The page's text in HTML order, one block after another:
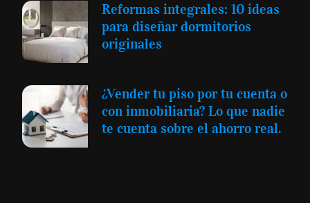
Reformas integrales: 10 ideas
para diseñar dormitorios
originales
¿Vender tu piso por tu cuenta o
con inmobiliaria? Lo que nadie
te cuenta sobre el ahorro real.